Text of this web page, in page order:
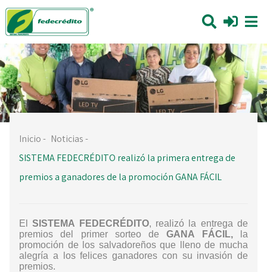
Inicio- Noticias-
SISTEMA FEDECRÉDITO realizó la primera entrega de
premios a ganadores de la promoción GANA FÁCIL
El SISTEMA FEDECRÉDITO, realizó la entrega de
premios del primer sorteo deGANA FÁCIL,
la
promoción de los salvadoreños que lleno de mucha
alegría a los felices ganadores con su invasión de
premios.